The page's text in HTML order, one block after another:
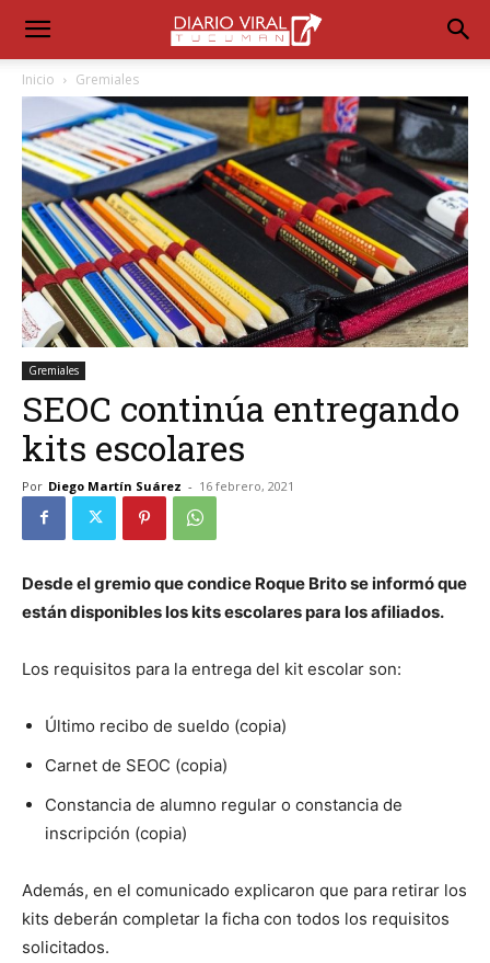
Inicio Gremiales
Gremiales
SEOC continúa entregando
kits escolares
Por Diego Martín Suárez - 16 febrero, 2021
Desde el gremio que condice Roque Brito se informó que
están disponibles los kits escolares para los afiliados.
Los requisitos para la entrega del kit escolar son:
Último recibo de sueldo (copia)
Carnet de SEOC (copia)
Constancia de alumno regular o constancia de
inscripción (copia)
Además, en el comunicado explicaron que para retirar los
kits deberán completar la ficha con todos los requisitos
solicitados.